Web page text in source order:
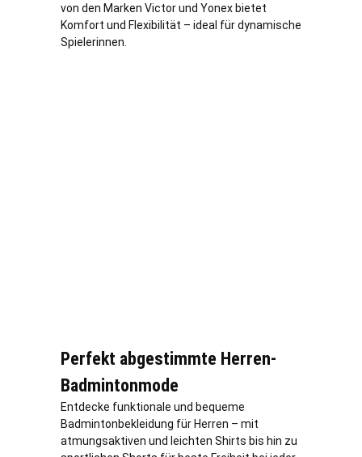
von den Marken Victor und Yonex bietet
Komfort und Flexibilität – ideal für dynamische
Spielerinnen.
Perfekt abgestimmte Herren-
Badmintonmode
Entdecke funktionale und bequeme
Badmintonbekleidung für Herren – mit
atmungsaktiven und leichten Shirts bis hin zu